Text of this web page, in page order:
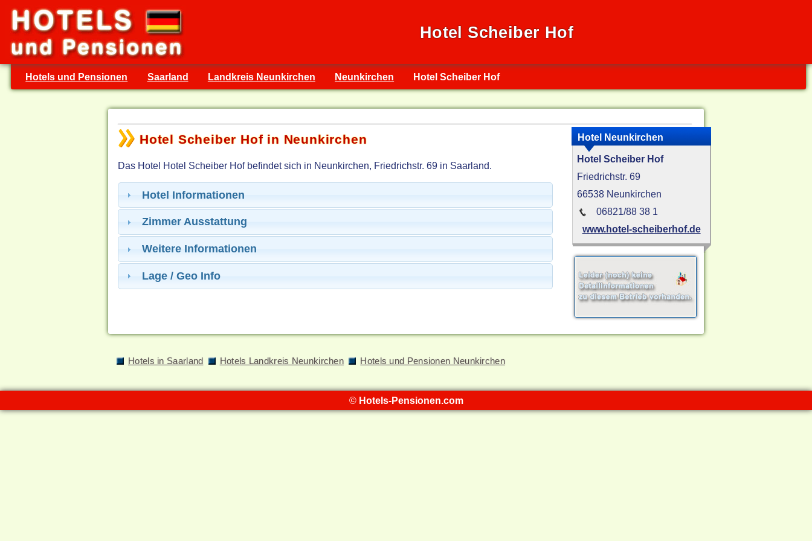
Hotel Scheiber Hof
Hotels und Pensionen Saarland Landkreis Neunkirchen Neunkirchen Hotel Scheiber Hof
Hotel Scheiber Hof in Neunkirchen
Das Hotel Hotel Scheiber Hof befindet sich in Neunkirchen, Friedrichstr. 69 in Saarland.
Hotel Informationen
Zimmer Ausstattung
Weitere Informationen
Lage / Geo Info
Hotel Neunkirchen
Hotel Scheiber Hof
Friedrichstr. 69
66538 Neunkirchen
06821/88 38 1
www.hotel-scheiberhof.de
Hotels in Saarland Hotels Landkreis Neunkirchen Hotels und Pensionen Neunkirchen
© Hotels-Pensionen.com